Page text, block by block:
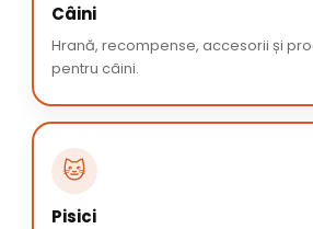
Câini
Hrană, recompense, accesorii și
pentru câini.
🐱
Pisici